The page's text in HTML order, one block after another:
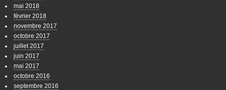
mai 2018
février 2018
novembre 2017
octobre 2017
juillet 2017
juin 2017
mai 2017
octobre 2016
septembre 2016